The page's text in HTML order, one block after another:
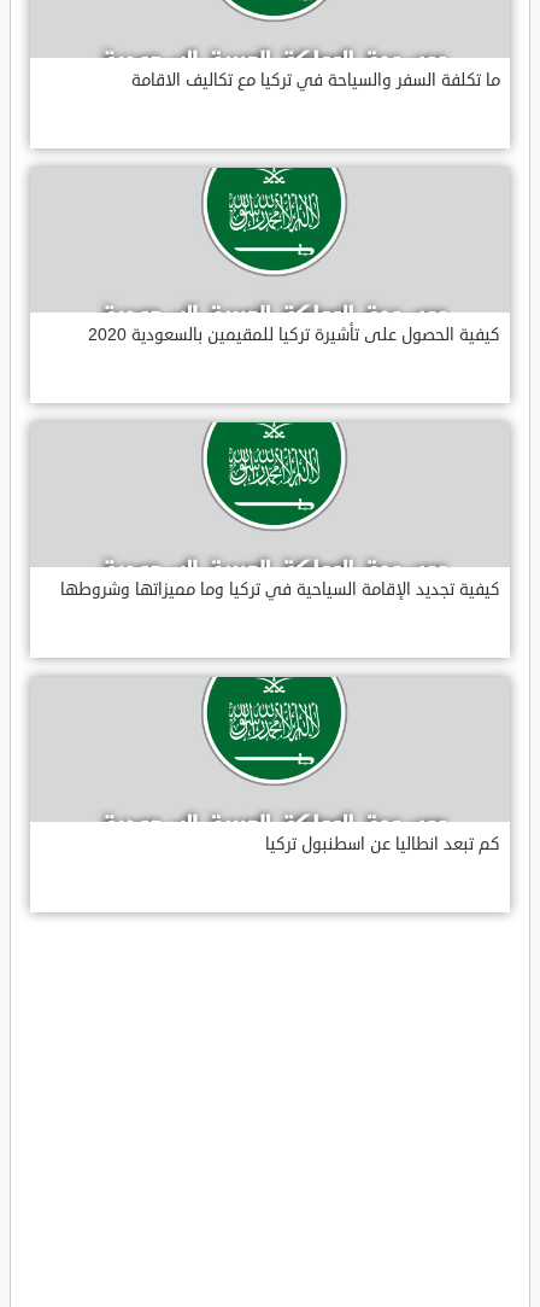
ما تكلفة السفر والسياحة في تركيا مع تكاليف الاقامة
كيفية الحصول على تأشيرة تركيا للمقيمين بالسعودية 2020
كيفية تجديد الإقامة السياحية في تركيا وما مميزاتها وشروطها
كم تبعد انطاليا عن اسطنبول تركيا